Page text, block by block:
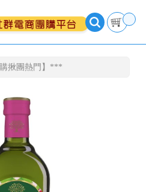
揪團熱門】***